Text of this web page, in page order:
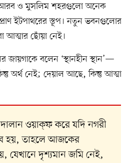
আরব ও মুসলিম শহরগুলো অনেক
ইটপাথরের স্তূপ। নতুন ভবনগুলোর
আত্মার ছোঁয়া নেই।
জায়গাকে বলেন ‘স্থানহীন স্থান’—
অর্থ নেই; দেয়াল আছে, কিন্তু আত্মা
ওয়াক্‌ফ করে যদি নগরী
হয়, তাহলে আজকের
যেখানে দৃশ্যমান জমি নেই,